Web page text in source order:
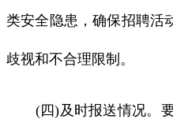
类安全隐患，确保招聘活
歧视和不合理限制。
(四)及时报送情况。要